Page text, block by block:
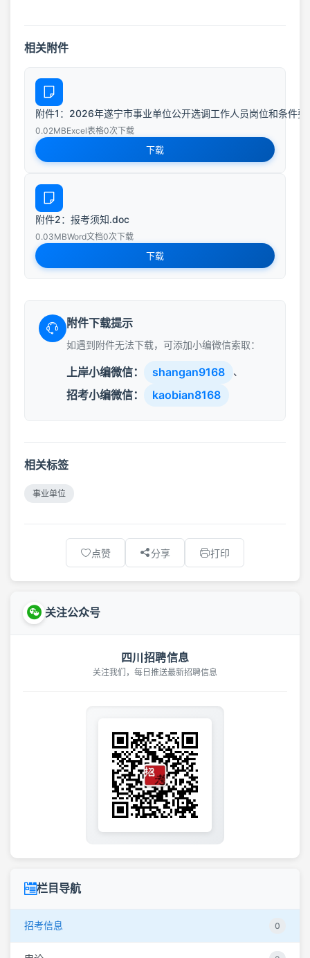
相关附件
附件1：2026年遂宁市事业单位公开选调工作人员岗位和条件
0.02MBExcel表格0次下载
下载
附件2：报考须知.doc
0.03MBWord文档0次下载
下载
附件下载提示
如遇到附件无法下载，可添加小编微信索取：
上岸小编微信： shangan9168 、
招考小编微信： kaobian8168
相关标签
事业单位
点赞 分享 打印
关注公众号
四川招聘信息
关注我们，每日推送最新招聘信息
栏目导航
招考信息 0